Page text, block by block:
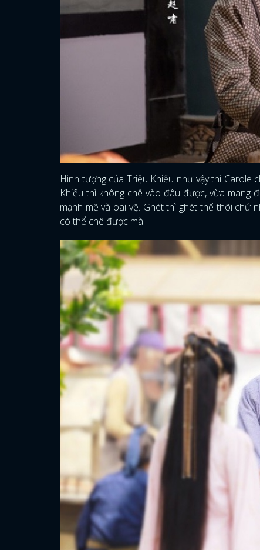
Hình tượng của Triệu Khiếu như vậy thì Carole
Khiếu thì không chê vào đâu được, vừa mang
mạnh mẽ và oai vệ. Ghét thì ghét thế thôi chứ
có thể chê được mà!